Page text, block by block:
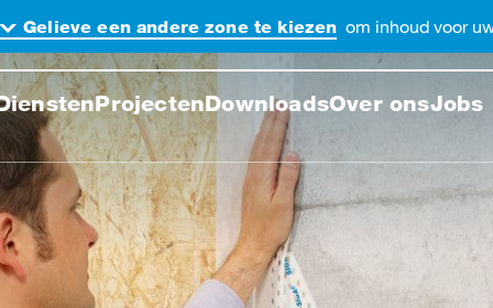
de website
ProjectenDownloadsOver onsJobs
Gelieve een andere zone te kiezen om inhoud voor